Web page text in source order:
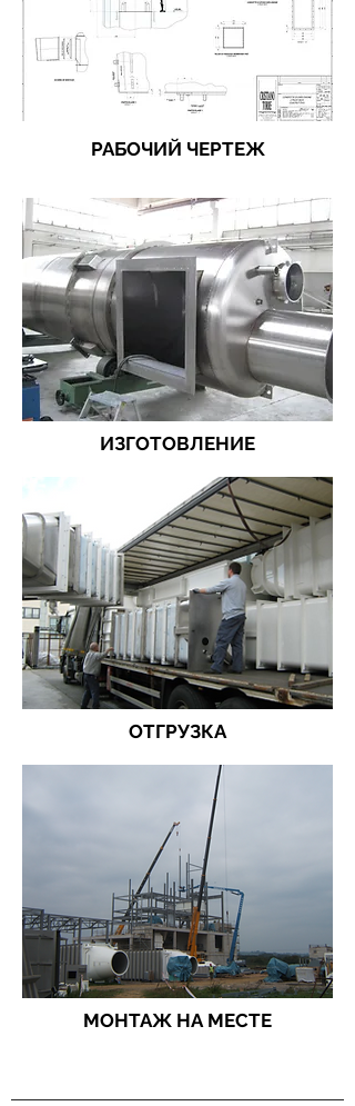
РАБОЧИЙ ЧЕРТЕЖ
ИЗГОТОВЛЕНИЕ
ОТГРУЗКА
МОНТАЖ НА МЕСТЕ